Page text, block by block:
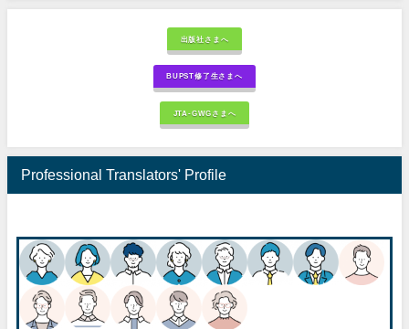
出版社さまへ
BUPST修了生さまへ
JTA-GWGさまへ
Professional Translators' Profile